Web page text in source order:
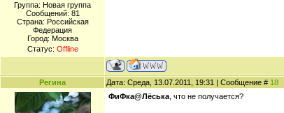
Группа: Новая группа
Сообщений: 81
Страна: Российская
Федерация
Город: Москва
Статус: Offline
Регина Дата: Среда, 13.07.2011, 19:31 | Сообщение # 18
ФиФка@Лёська , что не получается?